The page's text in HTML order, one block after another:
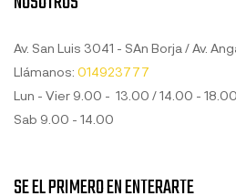
Av. San Luis 3041 - SAn Borja / Av.
Llámanos: 014923777
Lun - Vier 9.00 - 13.00 / 14.00 - 18.00
Sab 9.00 - 14.00
SE EL PRIMERO EN ENTERARTE